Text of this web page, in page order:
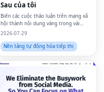
Sau của tôi
Biến các cuộc thảo luận trên mạng xã
hội thành nội dung vàng trong vài
giây.Trỏ, nhấp và tạo.
2026-07-29
Nền tảng tự động hóa tiếp thị